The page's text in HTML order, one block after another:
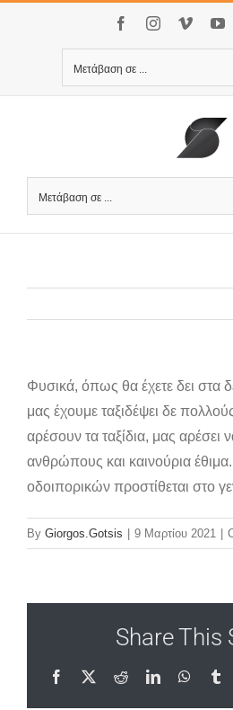
περιεχόμενο
FacebookInstagram
Vimeo
Μετάβαση σε ...
Μετάβαση σε ...
Φυσικά, όπως θα έχετε δει στα
μας έχουμε ταξιδέψει δε
αρέσουν τα ταξίδια, μας αρέσει
ανθρώπους και καινούρια
οδοιπορικών προστίθεται στο
By Giorgos.Gotsis 9 Μαρτίου 2021
Share This
Facebook
X RedditLinkedIn